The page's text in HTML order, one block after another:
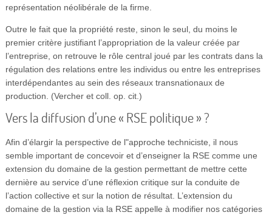
représentation néolibérale de la firme.
Outre le fait que la propriété reste, sinon le seul, du moins le
premier critère justifiant l’appropriation de la valeur créée par
l’entreprise, on retrouve le rôle central joué par les contrats dans la
régulation des relations entre les individus ou entre les entreprises
interdépendantes au sein des réseaux transnationaux de
production. (Vercher et coll. op. cit.)
Vers la diffusion d’une « RSE politique » ?
Afin d’élargir la perspective de l"approche techniciste, il nous
semble important de concevoir et d’enseigner la RSE comme une
extension du domaine de la gestion permettant de mettre cette
dernière au service d’une réflexion critique sur la conduite de
l’action collective et sur la notion de résultat. L’extension du
domaine de la gestion via la RSE appelle à modifier nos catégories